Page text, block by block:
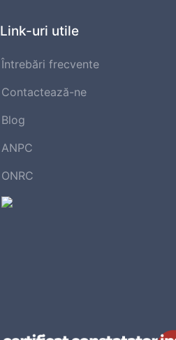
Link-uri utile
Întrebări frecvente
Contactează-ne
Blog
ANPC
ONRC